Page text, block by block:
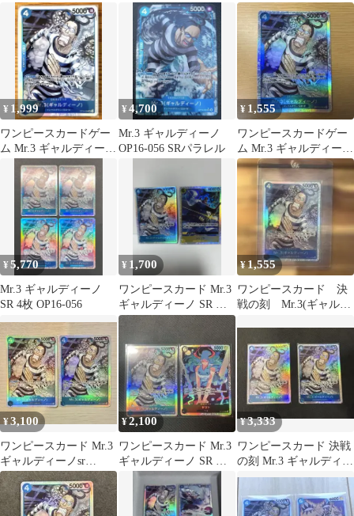
056 SRパラレル
ィーノ SR3枚セット
ィーノ OP16-056 SR
¥ 1,999
ワンピースカードゲー
ム Mr.3 ギャルディーノ
¥4,700
Mr.3 ギャルディーノ
OP16-056 SRパラレル
¥ 1,555
ワンピースカードゲー
ム Mr.3 ギャルディーノ
SR
¥5,770
Mr.3 ギャルディーノ
SR 4枚 OP16-056
¥ 1,700
ワンピースカード Mr.3
ギャルディーノ SR シ
リュウ SR 2枚セット
¥1,555
ワンピースカード 決
戦の刻 Mr.3(ギャルデ
¥3,100
ワンピースカード Mr.3
ギャルディーノsr
OP16-056
¥2,100
ワンピースカード Mr.3
ギャルディーノ SR 決
戦の刻 ヤマト【匿名
配送】
¥3,333
ワンピースカード 決戦
の刻 Mr.3 ギャルディー
ノ SR 2枚セット